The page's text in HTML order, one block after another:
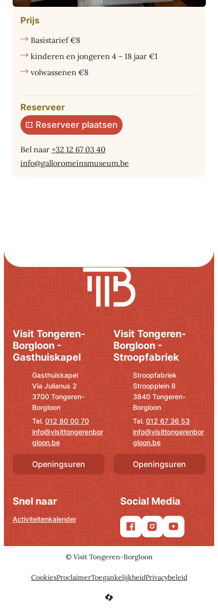
Prijs
Basistarief €8
kinderen en jongeren 4 – 18 jaar €1
volwassenen €8
Reserveer
Reserveer plaatsen
Bel naar +32 12 67 03 40
info@galloromeinsmuseum.be
Visit Tongeren-
Borgloon -
Gasthuiskapel
Gasthuiskapel
Via Julianus 2
,3700 Tongeren-
Borgloon
012 80 00 70
E-mail
info@visittongerenbor
gloon.be
Openingsuren
Visit Tongeren-
Borgloon -
Stroopfabriek
Stroopfabriek
Stroopplein 8
,3840 Tongeren-
Borgloon
012 67 36 53
E-mail
info@visittongerenbor
gloon.be
Openingsuren
Snel naar
Activiteitenkalender
Social Media
FacebookInstagramYouTube
© Visit Tongeren-Borgloon
CookiesProclaimerToegankelijkheidPrivacybeleid
LCP nv 2026 ©